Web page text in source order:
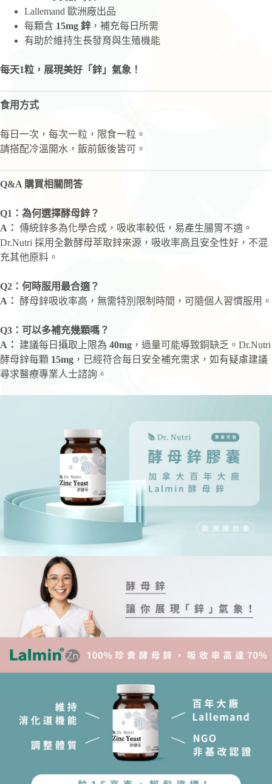
Lallemand 歐洲廠出品
每顆含 15mg 鋅 ，補充每日所需
有助於維持生長發育與生殖機能
每天1粒，展現美好「鋅」氣象！
食用方式
每日一次，每次一粒，限食一粒。
請搭配冷溫開水，飯前飯後皆可。
Q&A 購買相關問答
Q1：為何選擇酵母鋅？
A： 傳統鋅多為化學合成，吸收率較低，易產生腸胃不適。
Dr.Nutri 採用全數酵母萃取鋅來源，吸收率高且安全性好，不混
充其他原料。
Q2：何時服用最合適？
A：
酵母鋅吸收率高，無需特別限制時間，可隨個人習慣服用。
Q3：可以多補充幾顆嗎？
A：
建議每日攝取上限為 40mg ，過量可能導致銅缺乏。Dr.Nutri
酵母鋅每顆 15mg ，已經符合每日安全補充需求，如有疑慮建議
尋求醫療專業人士諮詢。